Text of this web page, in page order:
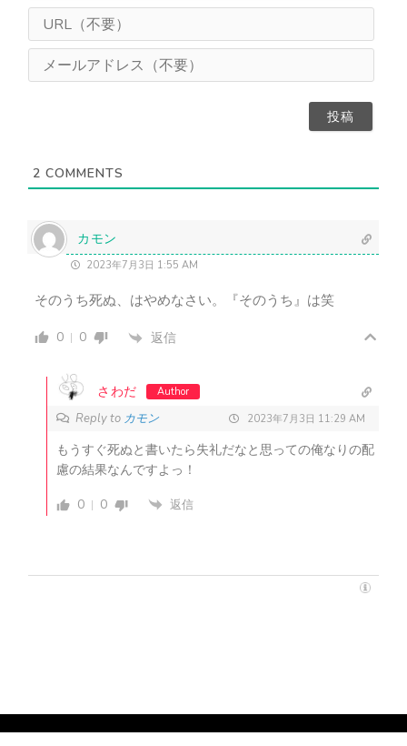
ま
（
意
L
（
2 COMMENTS
カモン
2023年7月3日 1:55 AM
そのうち死ぬ、はやめなさい。『そのうち』は笑
0 0 返信
さわだ Author
Reply to カモン 2023年7月3日 11:29 AM
もうすぐ死ぬと書いたら失礼だなと思っての俺なりの配
慮の結果なんですよっ！
0
0 返信